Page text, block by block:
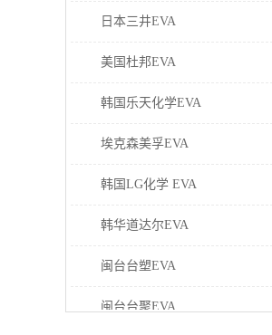
日本三井EVA
美国杜邦EVA
韩国乐天化学EVA
埃克森美孚EVA
韩国LG化学 EVA
韩华道达尔EVA
闽台台塑EVA
闽台台聚EVA